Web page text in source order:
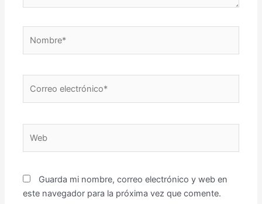
Guarda mi nombre, correo electrónico y web en
este navegador para la próxima vez que comente.